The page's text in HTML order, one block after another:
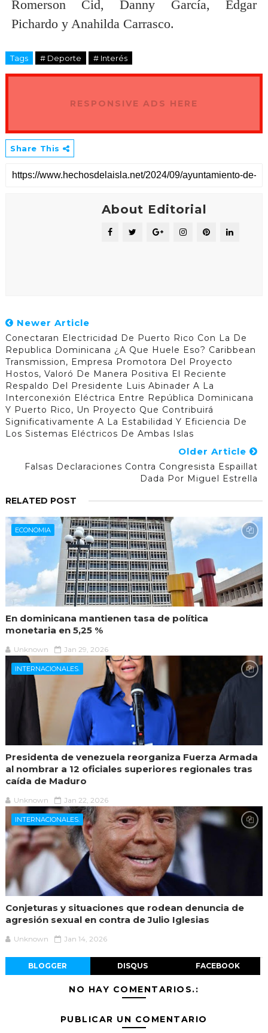
Romerson Cid, Danny García, Edgar
Pichardo y Anahilda Carrasco.
Tags # Deporte # Interés
RESPONSIVE ADS HERE
Share This
About Editorial
Newer Article
Conectaran Electricidad De Puerto Rico Con La De
Republica Dominicana ¿A Que Huele Eso? Caribbean
Transmission, Empresa Promotora Del Proyecto
Hostos, Valoró De Manera Positiva El Reciente
Respaldo Del Presidente Luis Abinader A La
Interconexión Eléctrica Entre República Dominicana
Y Puerto Rico, Un Proyecto Que Contribuirá
Significativamente A La Estabilidad Y Eficiencia De
Los Sistemas Eléctricos De Ambas Islas
Older Article
Falsas Declaraciones Contra Congresista Espaillat
Dada Por Miguel Estrella
RELATED POST
ECONOMIA
En dominicana mantienen tasa de política
monetaria en 5,25 %
Unknown Jan 29, 2026
INTERNACIONALES.
Presidenta de venezuela reorganiza Fuerza Armada
al nombrar a 12 oficiales superiores regionales tras
caída de Maduro
Unknown Jan 22, 2026
INTERNACIONALES.
Conjeturas y situaciones que rodean denuncia de
agresión sexual en contra de Julio Iglesias
Unknown Jan 14, 2026
BLOGGER DISQUS FACEBOOK
NO HAY COMENTARIOS.:
PUBLICAR UN COMENTARIO